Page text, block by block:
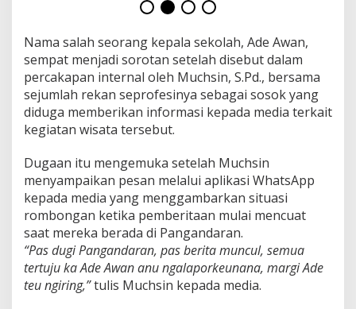
o
f
l
i
k
I
n
e
n
a
l
e
c
a
h
”
Nama salah seorang kepala sekolah, Ade Awan,
sempat menjadi sorotan setelah disebut dalam
percakapan internal oleh Muchsin, S.Pd., bersama
sejumlah rekan seprofesinya sebagai sosok yang
diduga memberikan informasi kepada media terkait
kegiatan wisata tersebut.
Dugaan itu mengemuka setelah Muchsin
menyampaikan pesan melalui aplikasi WhatsApp
kepada media yang menggambarkan situasi
rombongan ketika pemberitaan mulai mencuat
saat mereka berada di Pangandaran.
“Pas dugi Pangandaran, pas berita muncul, semua
tertuju ka Ade Awan anu ngalaporkeunana, margi Ade
teu ngiring,”tulis Muchsin kepada media.